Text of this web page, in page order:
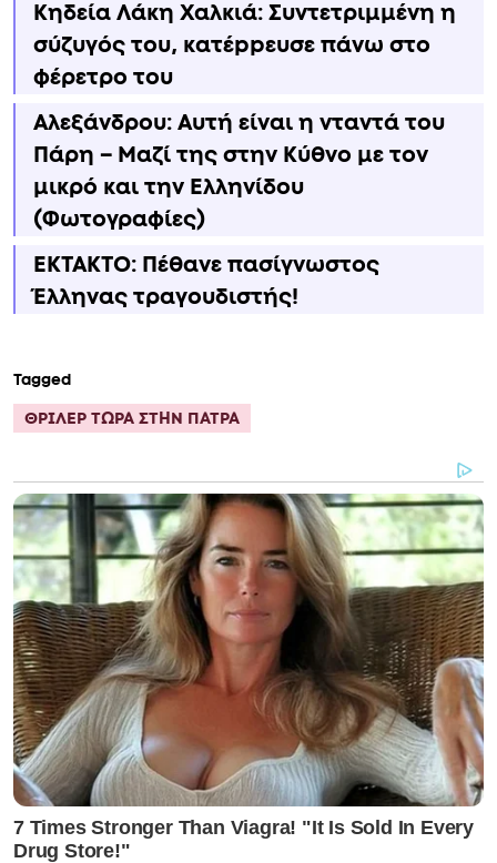
Κηδεία Λάκη Χαλκιά: Συντετριμμένη η
σύζυγός του, κατέppευσε πάνω στο
φέρετρο του
Αλεξάνδρου: Αυτή είναι η νταντά του
Πάρη – Μαζί της στην Κύθνο με τον
μικρό και την Ελληνίδου
(Φωτογραφίες)
ΕΚΤΑΚΤΟ: Πέθανε πασίγνωστος
Έλληνας τραγουδιστής!
Tagged
ΘΡΙΛΕΡ ΤΩΡΑ ΣΤΗΝ ΠΑΤΡΑ